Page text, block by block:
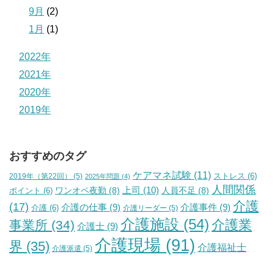
9月 (2)
1月 (1)
2022年
2021年
2020年
2019年
おすすめのタグ
2019年（第22回） (5) 2025年問題 (4) ケアマネ試験 (11) ストレス (6)
ポイント (6) ワンオペ夜勤 (8) 上司 (10) 人員不足 (8) 人間関係
(17) 介護 (6) 介護の仕事 (9) 介護リーダー (5) 介護事件 (9) 介護
事業所 (34) 介護士 (9) 介護施設 (54) 介護業
界 (35) 介護派遣 (5) 介護現場 (91) 介護福祉士